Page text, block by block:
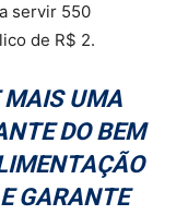
servir 550
de R$ 2.
MAIS UMA
DO BEM
GARANTE